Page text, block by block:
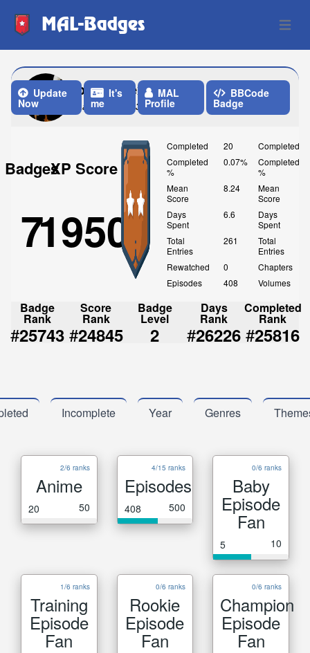
MAL-Badges Open
benzedrex
Last Update: 3 Weeks ago
Update
Now
It's
me
MAL
Profile
BBCode
Badge
Badges
7
XP Score
1950
Completed
20
Completed
%
0.07%
Mean
Score
8.24
Days
Spent
6.6
Total
Entries
261
Rewatched
0
Episodes
408
Completed
Completed
%
Mean
Score
Days
Spent
Total
Entries
Chapters
Volumes
Badge
Rank
#25743
Score
Rank
#24845
Badge
Level
2
Days
Rank
#26226
Completed
Rank
#25816
Incomplete Year Genres
2/6 ranks
Anime
20 50
4/15 ranks
Episodes
408 500
0/6 ranks
Baby
Episode
Fan
5 10
1/6 ranks
Training
Episode
Fan
0/6 ranks
Rookie
Episode
Fan
0/6 ranks
Champion
Episode
Fan